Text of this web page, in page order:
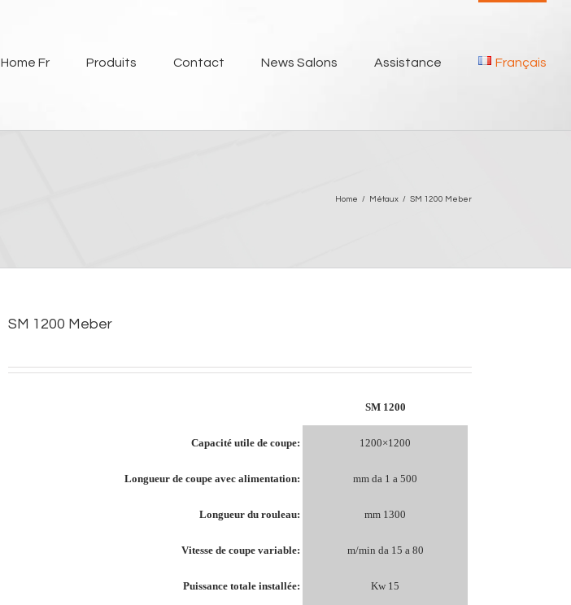
Home Fr Produits Contact News Salons Assistance Français
Home / Métaux / SM 1200 Meber
SM 1200 Meber
SM 1200
Capacité utile de coupe: 1200×1200
Longueur de coupe avec alimentation: mm da 1 a 500
Longueur du rouleau: mm 1300
Vitesse de coupe variable: m/min da 15 a 80
Puissance totale installée: Kw 15